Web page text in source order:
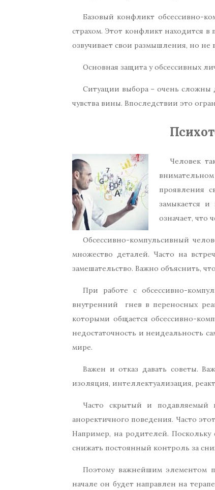
Базовый конфликт обсессивно-
страхом. Этот конфликт находится
озвучивает свои размышления, но не
Основная защита у обсессивных
Ситуации выбора – очень сложны
чувства вины. Впоследствии это
Человек
проявления
замыкается и
означает, что
Обсессивно-компульсивный
множество деталей. Часто на
замешательство. Важно объяснить,
При работе с обсессивно-
внутренний гнев в переносных
которыми общается обсессивно-
недостаточность и неидеальность
мире.
Важен и отказ давать советы.
изоляция, интеллектуализация,
Часто скрытый и подавляемый
аноректичного поведения. Часто
Например, на родителей. Поскольку
снижать постоянный контроль за
Поэтому важнейшим элементом
начале он будет направлен на